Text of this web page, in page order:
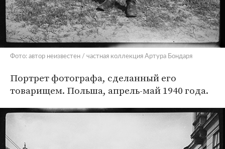
Фото: автор неизвестен / частная коллекция Артура Бондаря
Портрет фотографа, сделанный его
товарищем. Польша, апрель-май 1940 года.